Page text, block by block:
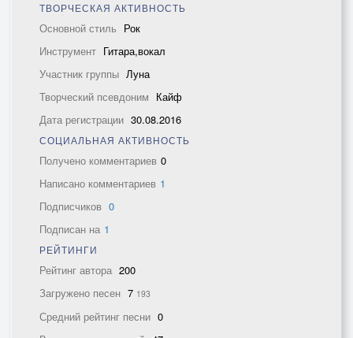
ТВОРЧЕСКАЯ АКТИВНОСТЬ
Основной стиль Рок
Инструмент Гитара,вокал
Участник группы Луна
Творческий псевдоним Кайф
Дата регистрации 30.08.2016
СОЦИАЛЬНАЯ АКТИВНОСТЬ
Получено комментариев 0
Написано комментариев 1
Подписчиков 0
Подписан на 1
РЕЙТИНГИ
Рейтинг автора 200
Загружено песен 7 193
Средний рейтинг песни 0